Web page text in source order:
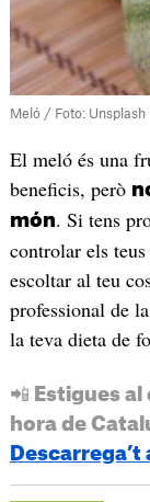
Meló / Foto: Unsplash
El meló és una
beneficis, però
món. Si tens
controlar els
escoltar al teu
professional de
la teva dieta de
📲 Estigues
hora de
Descarrega’t